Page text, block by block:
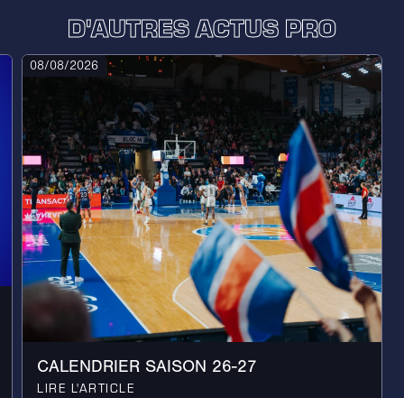
D'AUTRES ACTUS PRO
08/08/2026
CALENDRIER SAISON 26-27
LIRE L'ARTICLE